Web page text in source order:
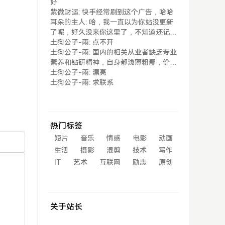
好
紫微财运: 快手经常刷到这个广告，哈哈
耳朵的主人: 哈，我一直以为你站没更新
了呢，好久没来你这里了，不知道还记得
我不...
土狗公子-雨: 点不开
土狗公子-雨: 国内的相关从业者缺乏专业
素养和钻研精神，自身都浅薄粗鄙，价值
观取...
土狗公子-雨: 漂亮
土狗公子-雨: 求联系
热门标签
短片 音乐 情感 电影
动画
生活
摄影 混剪 技术
写作
IT
艺术 互联网 励志 原创
关于站长